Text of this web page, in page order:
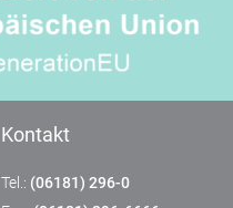
Kontakt
Tel.: (06181) 296-0